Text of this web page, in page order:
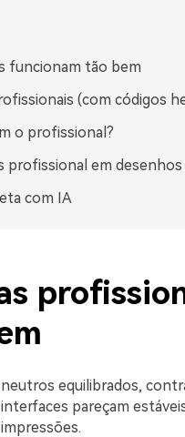
funcionam tão bem
(com códigos
o profissional?
profissional em desenhos
com IA
equilibrados,
pareçam